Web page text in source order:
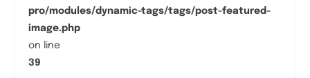
pro/modules/dynamic-tags/tags/post-featured-
image.php
on line
39